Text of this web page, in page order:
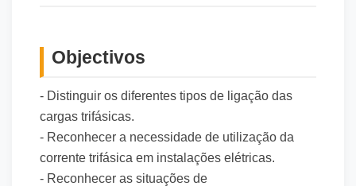
Objectivos
- Distinguir os diferentes tipos de ligação das
cargas trifásicas.
- Reconhecer a necessidade de utilização da
corrente trifásica em instalações elétricas.
- Reconhecer as situações de